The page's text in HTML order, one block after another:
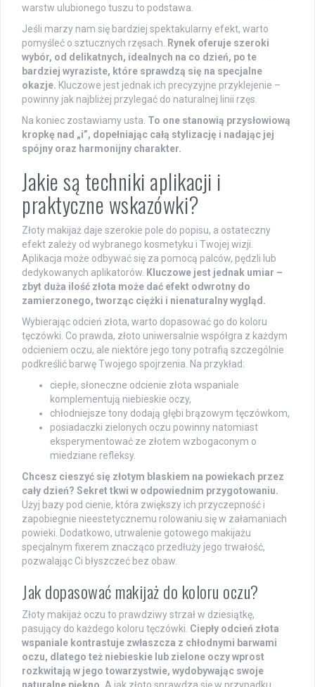
warstw ulubionego tuszu to podstawa.
Jeśli marzy nam się bardziej spektakularny efekt, warto
pomyśleć o sztucznych rzęsach.
Rynek oferuje szeroki
wybór, od delikatnych, idealnych na co dzień, po te
bardziej wyraziste, które sprawdzą się na specjalne
okazje. Kluczowe jest jednak ich precyzyjne przyklejenie –
powinny jak najbliżej przylegać do naturalnej linii rzęs.
Na koniec zostawiamy usta. To one stanowią przysłowiową
kropkę nad „i”, dopełniając całą stylizację i nadając jej
spójny oraz harmonijny charakter.
Jakie są techniki aplikacji i
praktyczne wskazówki?
Złoty makijaż daje szerokie pole do popisu, a ostateczny
efekt zależy od wybranego kosmetyku i Twojej wizji.
Aplikacja może odbywać się za pomocą palców, pędzli lub
dedykowanych aplikatorów. Kluczowe jest jednak umiar –
zbyt duża ilość złota może dać efekt odwrotny do
zamierzonego, tworząc ciężki i nienaturalny wygląd.
Wybierając odcień złota, warto dopasować go do koloru
tęczówki. Co prawda, złoto uniwersalnie współgra z każdym
odcieniem oczu, ale niektóre jego tony potrafią szczególnie
podkreślić barwę Twojego spojrzenia. Na przykład:
ciepłe, słoneczne odcienie złota wspaniale
komplementują niebieskie oczy,
chłodniejsze tony dodają głębi brązowym tęczówkom,
posiadaczki zielonych oczu powinny natomiast
eksperymentować ze złotem wzbogaconym o
miedziane refleksy.
Chcesz cieszyć się złotym blaskiem na powiekach przez
cały dzień? Sekret tkwi w odpowiednim przygotowaniu.
Użyj bazy pod cienie, która zwiększy ich przyczepność i
zapobiegnie nieestetycznemu rolowaniu się w załamaniach
powieki. Dodatkowo, utrwalenie gotowego makijażu
specjalnym fixerem znacząco przedłuży jego trwałość,
pozwalając Ci błyszczeć bez obaw.
Jak dopasować makijaż do koloru oczu?
Złoty makijaż oczu to prawdziwy strzał w dziesiątkę,
pasujący do każdego koloru tęczówki. Ciepły odcień złota
wspaniale kontrastuje zwłaszcza z chłodnymi barwami
oczu, dlatego też niebieskie lub zielone oczy wprost
rozkwitają w jego towarzystwie, wydobywając swoje
naturalne piękno. A jak złoto sprawdza się w przypadku